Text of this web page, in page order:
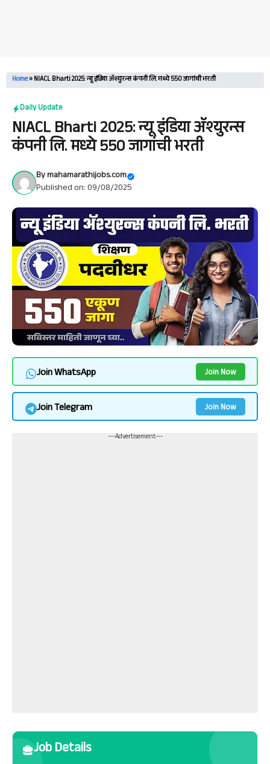
Home»NIACL Bharti 2025: न्यू इंडिया ॲश्युरन्स कंपनी लि. मध्ये 550 जागांची भरती
Daily Update
NIACL Bharti 2025: न्यू इंडिया ॲश्युरन्स
कंपनी लि. मध्ये 550 जागांची भरती
Bymahamarathijobs.com
Published on: 09/08/2025
Join WhatsApp Join Now
Join Telegram Join Now
---Advertisement---
Job Details